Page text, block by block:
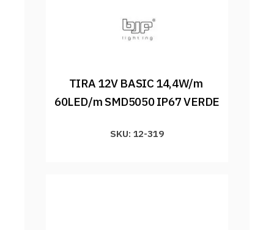
TIRA 12V BASIC 14,4W/m
60LED/m SMD5050 IP67 VERDE
SKU: 12-319